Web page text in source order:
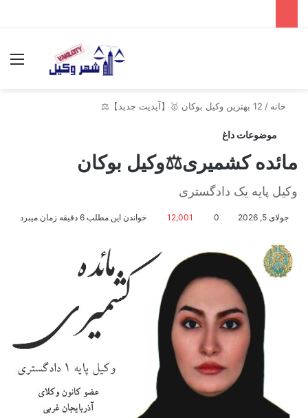
خانه / 12 بهترین وکیل بوکان 🥇【آپدیت جدید】⚖️
موضوعات داغ
مائده کشمیری⚖️وکیل بوکان
وکیل پایه یک دادگستری
جولای 5, 2026 0
12,001 خواندن این مطلب 6 دقیقه زمان میبرد